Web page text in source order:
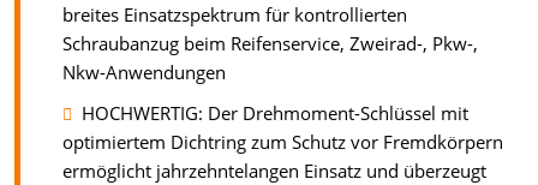
breites Einsatzspektrum für kontrollierten
Schraubanzug beim Reifenservice, Zweirad-, Pkw-,
Nkw-Anwendungen
HOCHWERTIG: Der Drehmoment-Schlüssel mit
optimiertem Dichtring zum Schutz vor Fremdkörpern
ermöglicht jahrzehntelangen Einsatz und überzeugt